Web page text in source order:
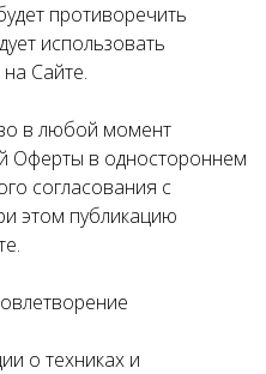
противоречить
использовать
Сайте.
в любой момент
Оферты в одностороннем
согласования с
этом публикацию
о техниках и